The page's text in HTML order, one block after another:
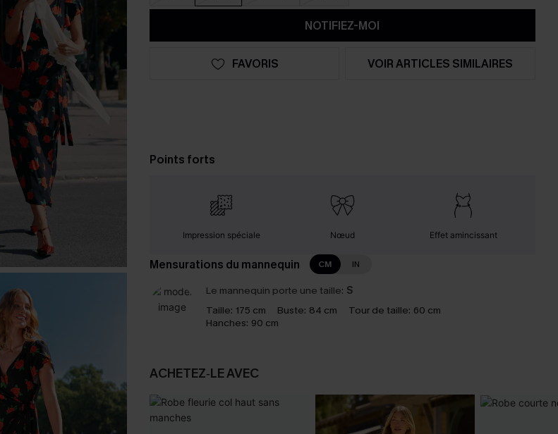
NOTIFIEZ-MOI
FAVORIS VOIR ARTICLES SIMILAIRES
Points forts
Impression spéciale Nœud Effet amincissant
Mensurations du mannequin CM IN
Le mannequin porte une taille: S
Taille: 175 cm Buste: 84 cm Tour de taille: 60 cm
Hanches: 90 cm
ACHETEZ‑LE AVEC